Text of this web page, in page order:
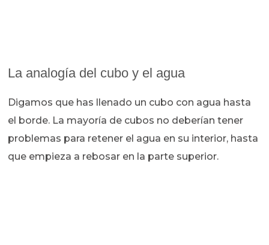
La analogía del cubo y el agua
Digamos que has llenado un cubo con agua hasta
el borde. La mayoría de cubos no deberían tener
problemas para retener el agua en su interior, hasta
que empieza a rebosar en la parte superior.